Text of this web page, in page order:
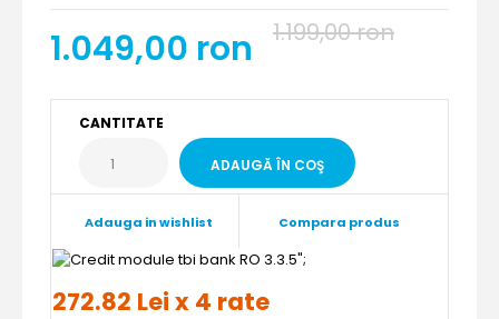
1.049,00 ron 1.199,00 ron
CANTITATE
Adauga in wishlist Compara produs
";
272.82 Lei x 4 rate